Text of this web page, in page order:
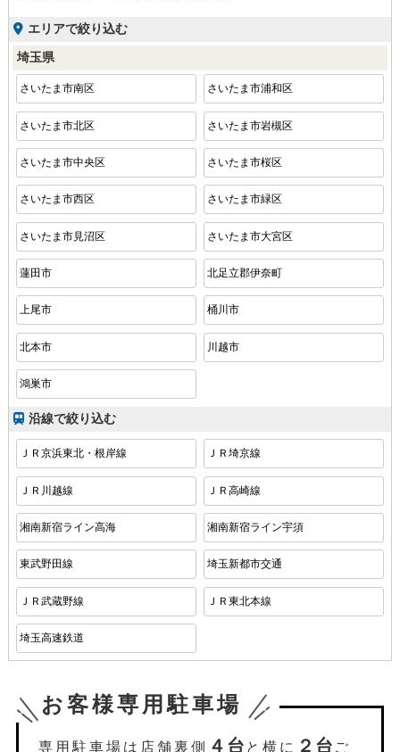
エリアで絞り込む
埼玉県
さいたま市南区 さいたま市浦和区
さいたま市北区 さいたま市岩槻区
さいたま市中央区 さいたま市桜区
さいたま市西区 さいたま市緑区
さいたま市見沼区 さいたま市大宮区
蓮田市 北足立郡伊奈町
上尾市 桶川市
北本市 川越市
鴻巣市
沿線で絞り込む
ＪＲ京浜東北・根岸線 ＪＲ埼京線
ＪＲ川越線 ＪＲ高崎線
湘南新宿ライン高海 湘南新宿ライン宇須
東武野田線 埼玉新都市交通
ＪＲ武蔵野線 ＪＲ東北本線
埼玉高速鉄道
お客様専用駐車場
専用駐車場は店舗裏側 ４台 と横に ２台 ご